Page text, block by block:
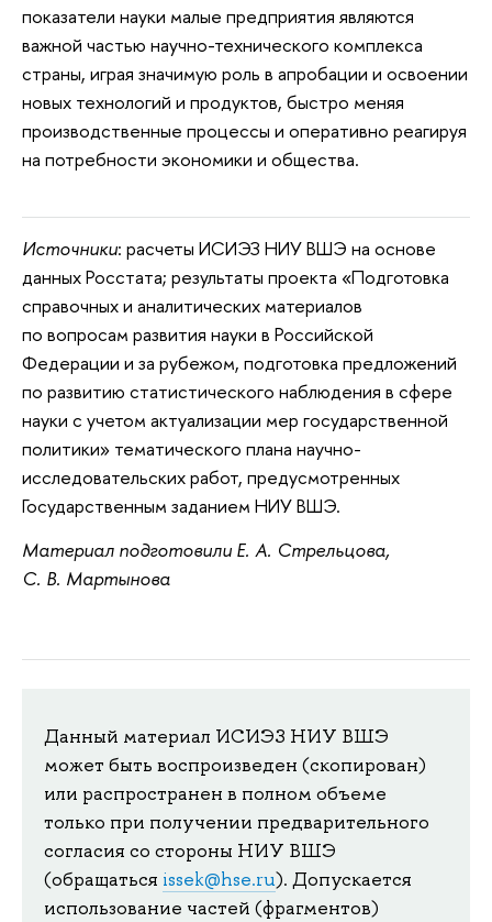
показатели науки малые предприятия являются
важной частью научно-технического комплекса
страны, играя значимую роль в апробации и освоении
новых технологий и продуктов, быстро меняя
производственные процессы и оперативно реагируя
на потребности экономики и общества.
Источники: расчеты ИСИЭЗ НИУ ВШЭ на основе
данных Росстата; результаты проекта «Подготовка
справочных и аналитических материалов
по вопросам развития науки в Российской
Федерации и за рубежом, подготовка предложений
по развитию статистического наблюдения в сфере
науки с учетом актуализации мер государственной
политики» тематического плана научно-
исследовательских работ, предусмотренных
Государственным заданием НИУ ВШЭ.
Материал подготовили Е. А. Стрельцова,
С. В. Мартынова
Данный материал ИСИЭЗ НИУ ВШЭ
может быть воспроизведен (скопирован)
или распространен в полном объеме
только при получении предварительного
согласия со стороны НИУ ВШЭ
(обращаться issek@hse.ru). Допускается
использование частей (фрагментов)